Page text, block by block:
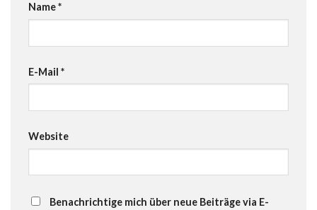
Name*
E-Mail *
Website
Benachrichtige mich über neue Beiträge via E-